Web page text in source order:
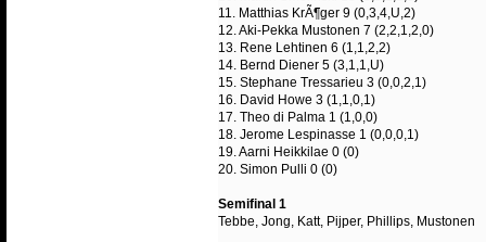
11. Matthias KrÃ¶ger 9 (0,3,4,U,2)
12. Aki-Pekka Mustonen 7 (2,2,1,2,0)
13. Rene Lehtinen 6 (1,1,2,2)
14. Bernd Diener 5 (3,1,1,U)
15. Stephane Tressarieu 3 (0,0,2,1)
16. David Howe 3 (1,1,0,1)
17. Theo di Palma 1 (1,0,0)
18. Jerome Lespinasse 1 (0,0,0,1)
19. Aarni Heikkilae 0 (0)
20. Simon Pulli 0 (0)
Semifinal 1
Tebbe, Jong, Katt, Pijper, Phillips, Mustonen